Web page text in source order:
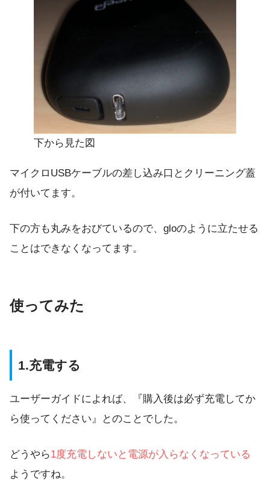
下から見た図
マイクロUSBケーブルの差し込み口とクリーニング蓋
が付いてます。
下の方も丸みをおびているので、gloのように立たせる
ことはできなくなってます。
使ってみた
1.充電する
ユーザーガイドによれば、『購入後は必ず充電してか
ら使ってください』とのことでした。
どうやら1度充電しないと電源が入らなくなっている
ようですね。